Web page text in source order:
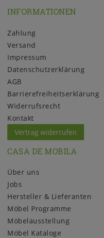
INFORMATIONEN
Zahlung
Versand
Impressum
Daten­schutz­erklärung
AGB
Barrierefreiheitserklärung
Widerrufs­recht
Kontakt
Vertrag widerrufen
CASA DE MOBILA
Über uns
Jobs
Hersteller & Lieferanten
Möbel Programme
Möbelausstellung
Möbel Kataloge